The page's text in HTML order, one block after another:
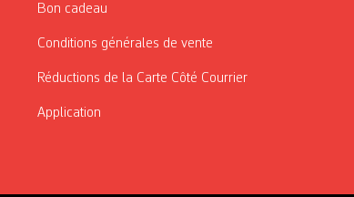
Bon cadeau
Conditions générales de vente
Réductions de la Carte Côté Courrier
Application